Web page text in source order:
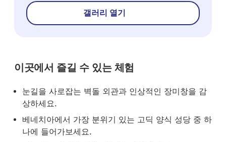
갤러리 열기
이곳에서 즐길 수 있는 체험
눈길을 사로잡는 벽돌 외관과 인상적인 장미창을 감
상하세요.
베네치아에서 가장 분위기 있는 고딕 양식 성당 중 하
나에 들어가보세요.